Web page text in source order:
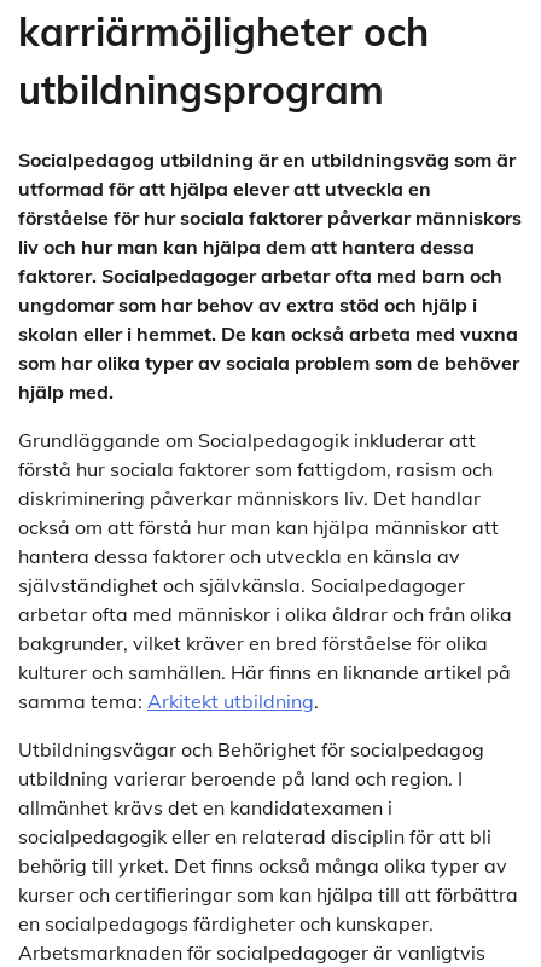
karriärmöjligheter och
utbildningsprogram
Socialpedagog utbildning är en utbildningsväg som är
utformad för att hjälpa elever att utveckla en
förståelse för hur sociala faktorer påverkar människors
liv och hur man kan hjälpa dem att hantera dessa
faktorer. Socialpedagoger arbetar ofta med barn och
ungdomar som har behov av extra stöd och hjälp i
skolan eller i hemmet. De kan också arbeta med vuxna
som har olika typer av sociala problem som de behöver
hjälp med.
Grundläggande om Socialpedagogik inkluderar att
förstå hur sociala faktorer som fattigdom, rasism och
diskriminering påverkar människors liv. Det handlar
också om att förstå hur man kan hjälpa människor att
hantera dessa faktorer och utveckla en känsla av
självständighet och självkänsla. Socialpedagoger
arbetar ofta med människor i olika åldrar och från olika
bakgrunder, vilket kräver en bred förståelse för olika
kulturer och samhällen. Här finns en liknande artikel på
samma tema: Arkitekt utbildning.
Utbildningsvägar och Behörighet för socialpedagog
utbildning varierar beroende på land och region. I
allmänhet krävs det en kandidatexamen i
socialpedagogik eller en relaterad disciplin för att bli
behörig till yrket. Det finns också många olika typer av
kurser och certifieringar som kan hjälpa till att förbättra
en socialpedagogs färdigheter och kunskaper.
Arbetsmarknaden för socialpedagoger är vanligtvis